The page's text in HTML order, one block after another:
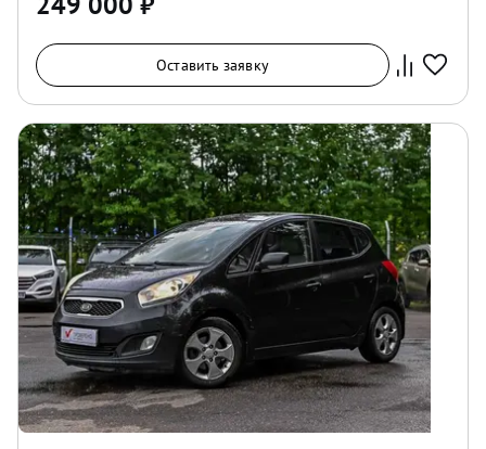
Оставить заявку